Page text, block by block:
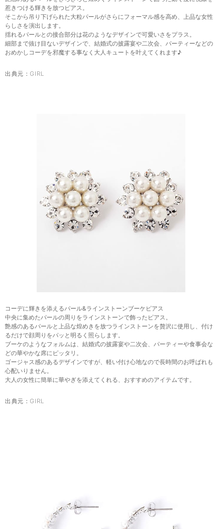
惹きつける輝きを放つピアス。
そこから吊り下げられた大粒パールがさらにフォーマル感を高め、上品な女性
らしさを演出します。
揺れるパールとの接合部分は花のようなデザインで可愛いさをプラス。
細部まで抜け目ないデザインで、結婚式の披露宴や二次会、パーティーなどの
おめかしコーデを邪魔する事なく大人キュートを叶えてくれます♪
出典元： GIRL
コーデに輝きを添えるパール&ラインストーンブーケピアス
中央に集めたパールの周りをラインストーンで飾ったピアス。
艶感のあるパールと上品な煌めきを放つラインストーンを贅沢に使用し、付け
るだけで顔周りをパッと明るく照らします。
ブーケのようなフォルムは、結婚式の披露宴や二次会、パーティーや食事会な
どの華やかな席にピッタリ。
ゴージャス感のあるデザインですが、軽い付け心地なので長時間のお呼ばれも
心配いりません。
大人の女性に簡単に華やぎを添えてくれる、おすすめのアイテムです。
出典元： GIRL